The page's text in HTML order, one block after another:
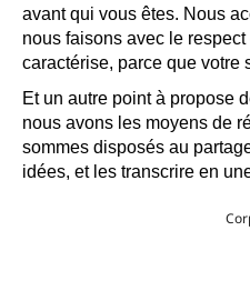
avant qui vous êtes. Nous
nous faisons avec le respect
caractérise, parce que votre
Et un autre point à propose
nous avons les moyens de
sommes disposés au
idées, et les transcrire en